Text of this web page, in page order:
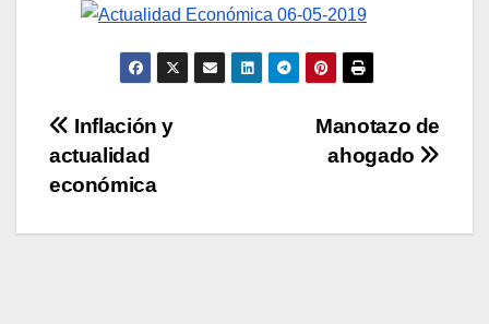
Navegación
de
entradas
Manotazo de
ahogado
Inflación y
actualidad
económica